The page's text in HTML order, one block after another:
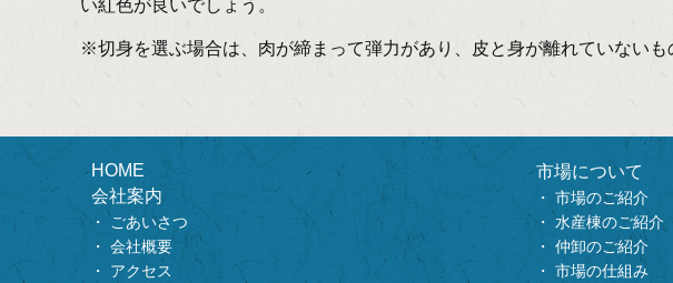
い紅色が良いでしょう。
※切身を選ぶ場合は、肉が締まって弾力があり、皮と身が離れていないも
HOME
会社案内
ごあいさつ
会社概要
アクセス
市場について
市場のご紹介
水産棟のご紹介
仲卸のご紹介
市場の仕組み